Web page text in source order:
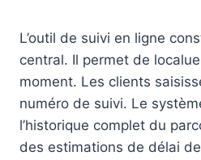
L’outil de suivi en ligne
central. Il permet de
moment. Les clients
numéro de suivi. Le
l’historique complet du
des estimations de délai